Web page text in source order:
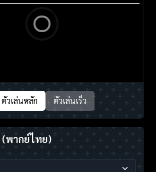
ตัวเล่นหลัก ตัวเล่นเร็ว
(พากย์ไทย)